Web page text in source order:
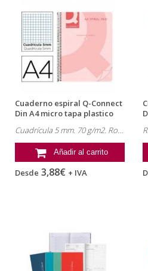
Cuaderno espiral Q-Connect
Din A4 micro tapa plastico
Cuadrícula 5 mm. 70 g/m2. Rosa.
Añadir al carrito
Desde 3,88€ + IVA